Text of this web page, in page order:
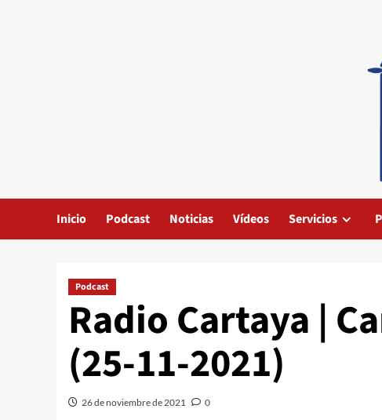
Inicio Podcast Noticias Vídeos Servicios
Podcast
Radio Cartaya |
(25-11-2021)
26 de noviembre de 2021 0